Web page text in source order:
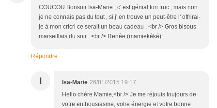
COUCOU Bonsoir Isa-Marie , c' est génial ton truc , mais non
je ne connais pas du tout , si j' en trouve un peut-être l' offrirai-
je à mon cricri ce serait un beau cadeau . <br /> Gros bisous
marseillais du soir . <br /> Renée (mamiekéké).
Répondre
I Isa-Marie 26/01/2015 19:17
Hello chère Mamie,<br /> Je me réjouis toujours de
votre enthousiasme, votre énergie et votre bonne